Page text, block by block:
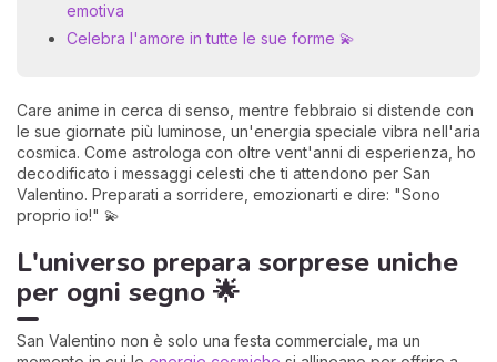
emotiva
Celebra l'amore in tutte le sue forme 💫
Care anime in cerca di senso, mentre febbraio si distende con
le sue giornate più luminose, un'energia speciale vibra nell'aria
cosmica. Come astrologa con oltre vent'anni di esperienza, ho
decodificato i messaggi celesti che ti attendono per San
Valentino. Preparati a sorridere, emozionarti e dire: "Sono
proprio io!" 💫
L'universo prepara sorprese uniche
per ogni segno 🌟
San Valentino non è solo una festa commerciale, ma un